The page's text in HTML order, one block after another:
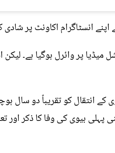
انسٹاگرام اکاونٹ پر
پر وائرل ہوگیا ہے۔
کے انتقال کو تقریباً دو سال
بیوی کی وفا کا ذکر اور